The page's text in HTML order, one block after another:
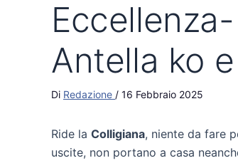
Antella ko
Di Redazione / 16 Febbraio 2025
Ride la Colligiana, niente da fare
uscite, non portano a casa